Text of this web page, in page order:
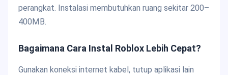
perangkat. Instalasi membutuhkan ruang sekitar 200–
400MB.
Bagaimana Cara Instal Roblox Lebih Cepat?
Gunakan koneksi internet kabel, tutup aplikasi lain